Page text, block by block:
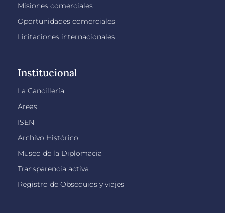
Misiones comerciales
Oportunidades comerciales
Licitaciones internacionales
Institucional
La Cancillería
Áreas
ISEN
Archivo Histórico
Museo de la Diplomacia
Transparencia activa
Registro de Obsequios y viajes